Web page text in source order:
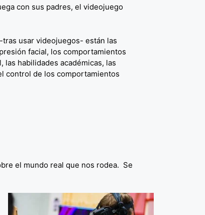
con sus padres, el videojuego
usar videojuegos- están las
facial, los comportamientos
las habilidades académicas, las
control de los comportamientos
el mundo real que nos rodea. Se